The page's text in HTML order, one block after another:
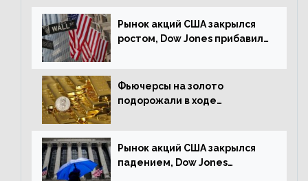
Рынок акций США закрылся
ростом, Dow Jones прибавил
Фьючерсы на золото
подорожали в ходе
Рынок акций США закрылся
падением, Dow Jones